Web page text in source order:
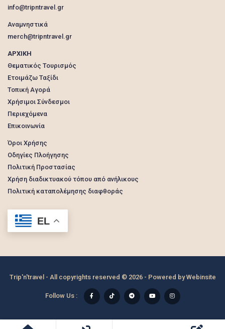
info@tripntravel.gr
Αναμνηστικά
merch@tripntravel.gr
ΑΡΧΙΚΗ
Θεματικός Τουρισμός
Ετοιμάζω Ταξίδι
Τοπική Αγορά
Χρήσιμοι Σύνδεσμοι
Περιεχόμενα
Επικοινωνία
Όροι Χρήσης
Οδηγίες Πλοήγησης
Πολιτική Προστασίας
Χρήση διαδικτυακού τόπου από ανήλικους
Πολιτική καταπολέμησης διαφθοράς
EL
Trip'n'travel - All copyrights reserved © 2026 - Powered byWebinsite
Follow Us :